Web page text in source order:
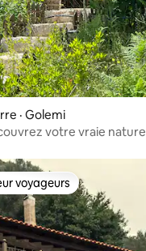
· Golemi
votre vraie nature
voyageurs
voyageurs